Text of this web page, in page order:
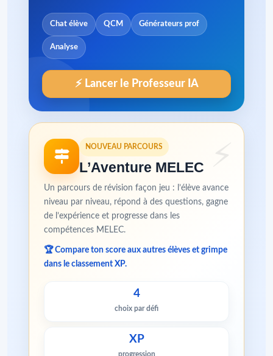
Chat élève QCM Générateurs prof
Analyse
⚡ Lancer le Professeur IA
NOUVEAU PARCOURS
L’Aventure MELEC
Un parcours de révision façon jeu : l’élève avance
niveau par niveau, répond à des questions, gagne
de l’expérience et progresse dans les
compétences MELEC.
🏆 Compare ton score aux autres élèves et grimpe
dans le classement XP.
4
choix par défi
XP
progression